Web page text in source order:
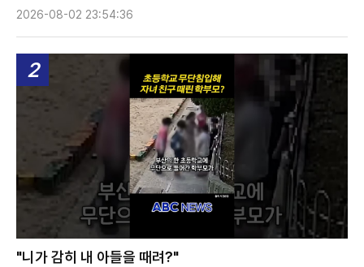
2026-08-02 23:54:36
2
"니가 감히 내 아들을 때려?"